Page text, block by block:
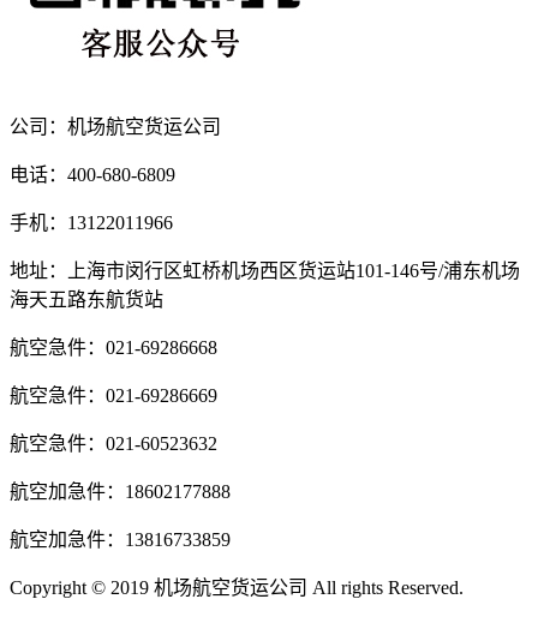
公司：机场航空货运公司
电话：400-680-6809
手机：13122011966
地址：上海市闵行区虹桥机场西区货运站101-146号/浦东机场
海天五路东航货站
航空急件：021-69286668
航空急件：021-69286669
航空急件：021-60523632
航空加急件：18602177888
航空加急件：13816733859
Copyright © 2019 机场航空货运公司 All rights Reserved.